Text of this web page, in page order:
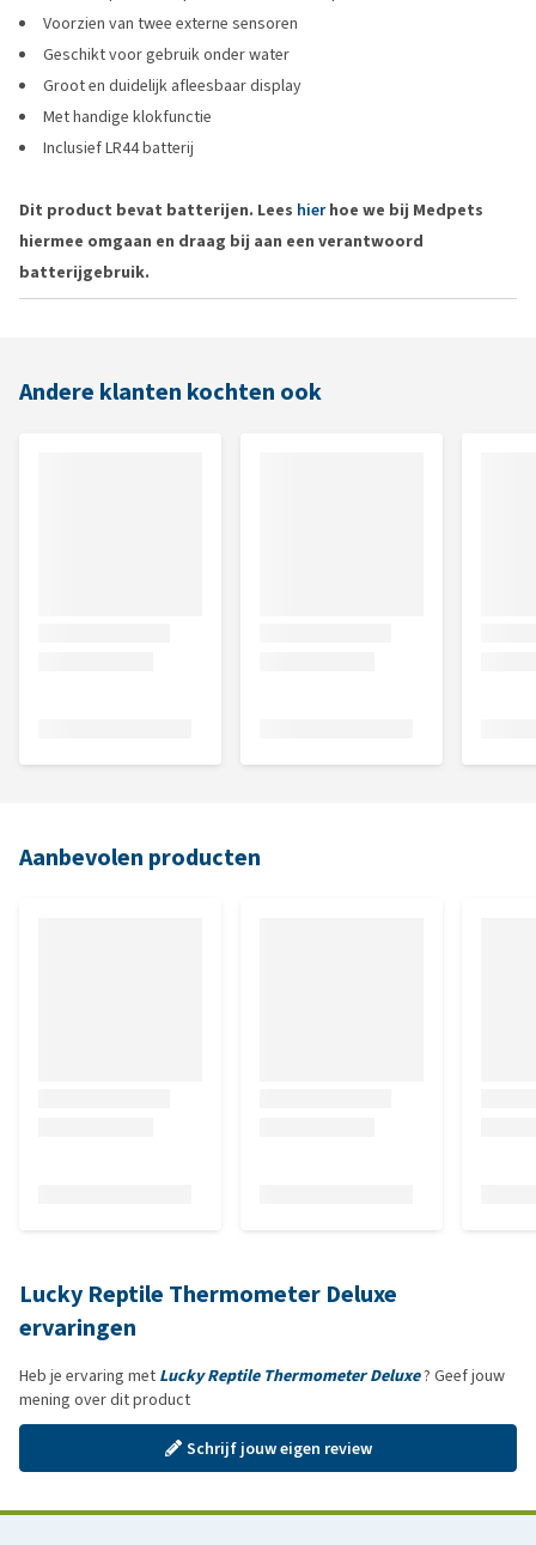
Voorzien van twee externe sensoren
Geschikt voor gebruik onder water
Groot en duidelijk afleesbaar display
Met handige klokfunctie
Inclusief LR44 batterij
Dit product bevat batterijen. Lees hierhoe we bij Medpets
hiermee omgaan en draag bij aan een verantwoord
batterijgebruik.
Andere klanten kochten ook
Aanbevolen producten
Lucky Reptile Thermometer Deluxe
ervaringen
Heb je ervaring met Lucky Reptile Thermometer Deluxe? Geef jouw
mening over dit product
Schrijf jouw eigen review